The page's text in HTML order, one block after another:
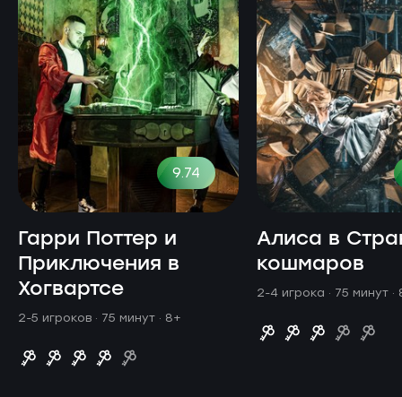
9.74
Гарри Поттер и
Приключения в
Хогвартсе
2-5 игроков · 75 минут · 8+
Алиса в
кошмаров
2-4 игрока · 75 минут ·